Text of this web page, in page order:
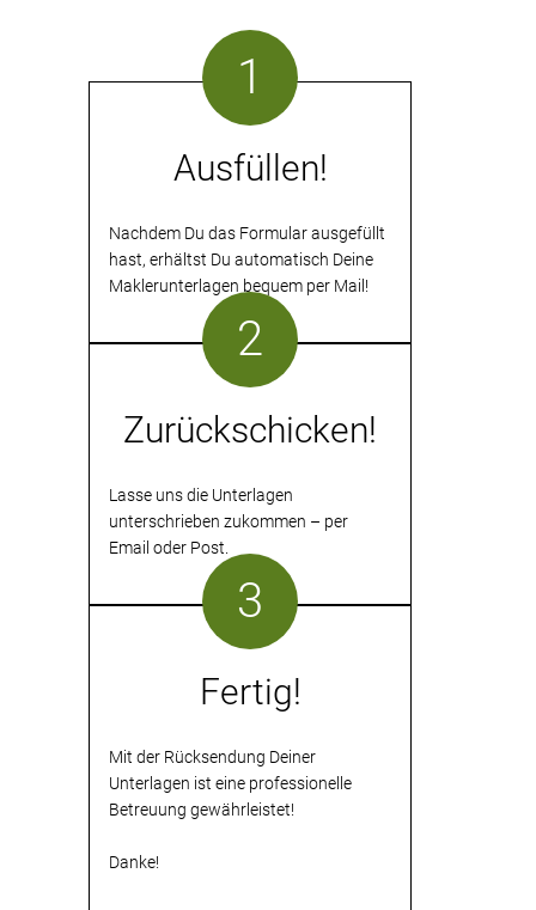
1
Ausfüllen!
Nachdem Du das Formular ausgefüllt
hast, erhältst Du automatisch Deine
Maklerunterlagen bequem per Mail!
2
Zurückschicken!
Lasse uns die Unterlagen
unterschrieben zukommen – per
Email oder Post.
3
Fertig!
Mit der Rücksendung Deiner
Unterlagen ist eine professionelle
Betreuung gewährleistet!
Danke!